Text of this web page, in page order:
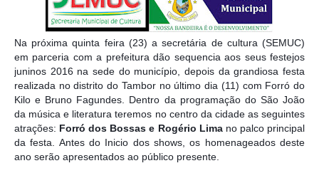
Na próxima quinta feira (23) a secretária de cultura (SEMUC)
em parceria com a prefeitura dão sequencia aos seus festejos
juninos 2016 na sede do município, depois da grandiosa festa
realizada no distrito do Tambor no último dia (11) com Forró do
Kilo e Bruno Fagundes. Dentro da programação do São João
da música e literatura teremos no centro da cidade as seguintes
atrações: Forró dos Bossas e Rogério Lima no palco principal
da festa. Antes do Inicio dos shows, os homenageados deste
ano serão apresentados ao público presente.